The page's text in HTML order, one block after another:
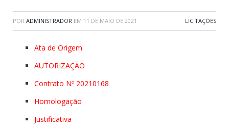
POR ADMINISTRADOR EM 11 DE MAIO DE 2021 LICITAÇÕES
Ata de Origem
AUTORIZAÇÃO
Contrato Nº 20210168
Homologação
Justificativa